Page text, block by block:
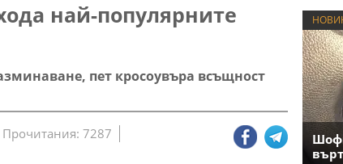
най-популярните
пет кросоувъра всъщност
Прочитания: 7287